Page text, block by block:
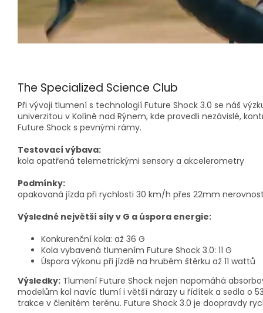
The Specialized Science Club
Při vývoji tlumení s technologií Future Shock 3.0 se náš
univerzitou v Kolíně nad Rýnem, kde provedli nezávislé,
Future Shock s pevnými rámy.
Testovací výbava:
kola opatřená telemetrickými sensory a akcelerometry
Podmínky:
opakovaná jízda při rychlosti 30 km/h přes 22mm
Výsledné největší síly v G a úspora energie:
Konkurenční kola: až 36 G
Kola vybavená tlumením Future Shock 3.0: 11 G
Úspora výkonu při jízdě na hrubém štěrku až 11 wattů
Výsledky: Tlumení Future Shock nejen napomáhá
modelům kol navíc tlumí i větší nárazy u řídítek a sedla o
trakce v členitém terénu. Future Shock 3.0 je doopravdy